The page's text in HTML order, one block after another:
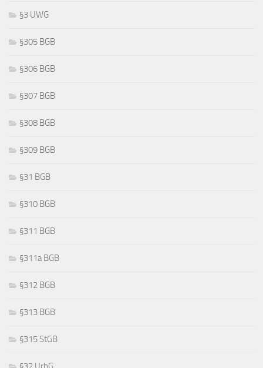
§3 UWG
§305 BGB
§306 BGB
§307 BGB
§308 BGB
§309 BGB
§31 BGB
§310 BGB
§311 BGB
§311a BGB
§312 BGB
§313 BGB
§315 StGB